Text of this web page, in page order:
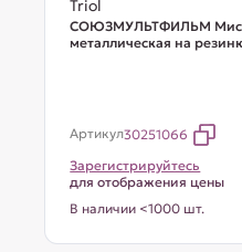
Triol
СОЮЗМУЛЬТФИЛЬМ
металлическая на
Артикул30251066
Зарегистрируйтесь
для отображения цены
В наличии <1000 шт.